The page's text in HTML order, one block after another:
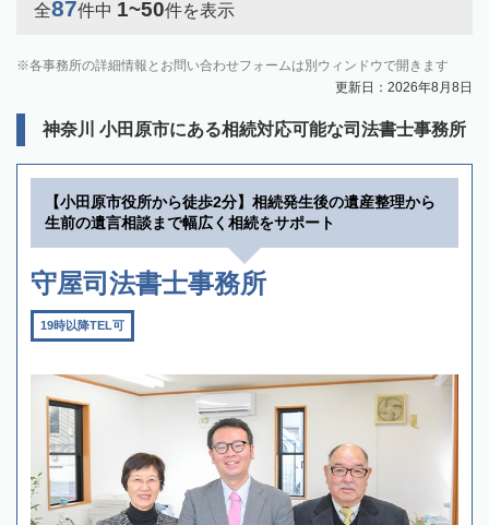
全87件中 1~50件を表示
各事務所の詳細情報とお問い合わせフォームは別ウィンドウで開きます
更新日：2026年8月8日
神奈川 小田原市にある相続対応可能な司法書士事務所
【小田原市役所から徒歩2分】相続発生後の遺産整理から
生前の遺言相談まで幅広く相続をサポート
守屋司法書士事務所
19時以降TEL可